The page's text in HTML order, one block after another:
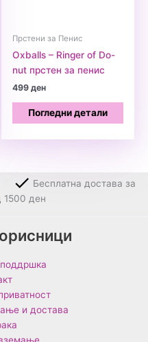
Прстени за Пенис
Oxballs – Ringer of Do-
nut прстен за пенис
499ден
Погледни детали
Бесплатна достава за
1500 ден
и достава